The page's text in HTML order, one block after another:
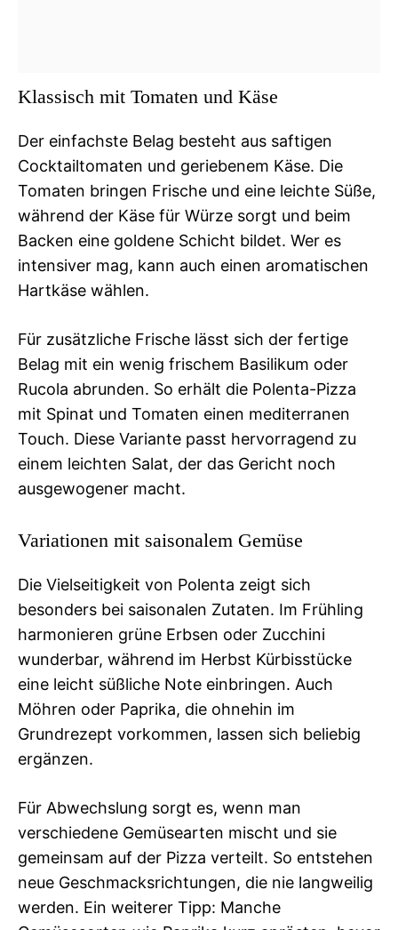
Klassisch mit Tomaten und Käse
Der einfachste Belag besteht aus saftigen
Cocktailtomaten und geriebenem Käse. Die
Tomaten bringen Frische und eine leichte Süße,
während der Käse für Würze sorgt und beim
Backen eine goldene Schicht bildet. Wer es
intensiver mag, kann auch einen aromatischen
Hartkäse wählen.
Für zusätzliche Frische lässt sich der fertige
Belag mit ein wenig frischem Basilikum oder
Rucola abrunden. So erhält die Polenta-Pizza
mit Spinat und Tomaten einen mediterranen
Touch. Diese Variante passt hervorragend zu
einem leichten Salat, der das Gericht noch
ausgewogener macht.
Variationen mit saisonalem Gemüse
Die Vielseitigkeit von Polenta zeigt sich
besonders bei saisonalen Zutaten. Im Frühling
harmonieren grüne Erbsen oder Zucchini
wunderbar, während im Herbst Kürbisstücke
eine leicht süßliche Note einbringen. Auch
Möhren oder Paprika, die ohnehin im
Grundrezept vorkommen, lassen sich beliebig
ergänzen.
Für Abwechslung sorgt es, wenn man
verschiedene Gemüsearten mischt und sie
gemeinsam auf der Pizza verteilt. So entstehen
neue Geschmacksrichtungen, die nie langweilig
werden. Ein weiterer Tipp: Manche